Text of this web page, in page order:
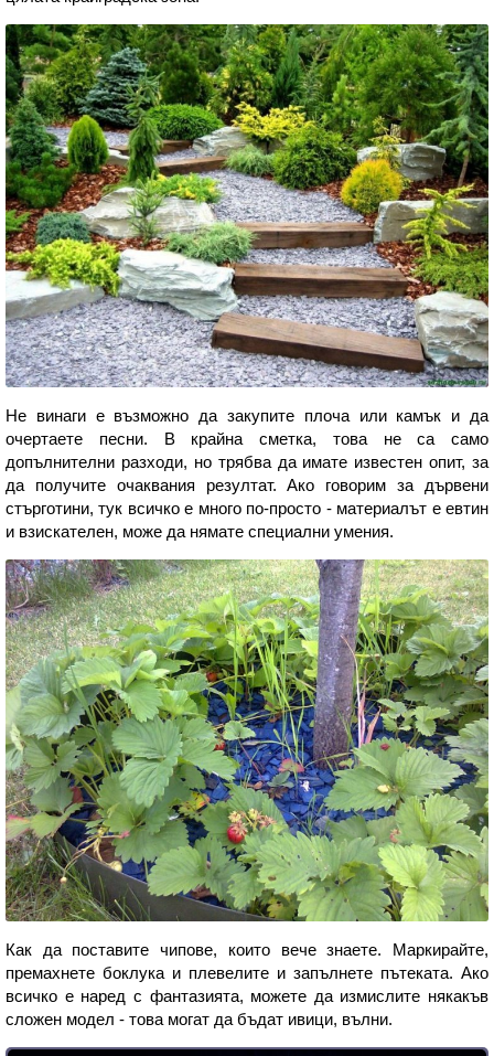
Не винаги е възможно да закупите плоча или камък и да
очертаете песни. В крайна сметка, това не са само
допълнителни разходи, но трябва да имате известен опит, за
да получите очаквания резултат. Ако говорим за дървени
стърготини, тук всичко е много по-просто - материалът е евтин
и взискателен, може да нямате специални умения.
Как да поставите чипове, които вече знаете. Маркирайте,
премахнете боклука и плевелите и запълнете пътеката. Ако
всичко е наред с фантазията, можете да измислите някакъв
сложен модел - това могат да бъдат ивици, вълни.